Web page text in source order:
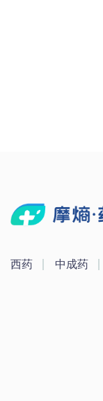
西药 中成药